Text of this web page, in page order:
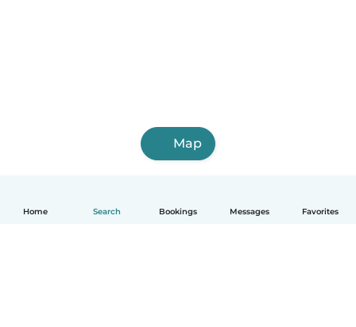
Home Search Bookings Messages Favorites
Map